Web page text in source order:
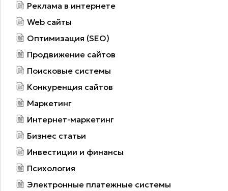
Реклама в интернете
Web сайты
Оптимизация (SEO)
Продвижение сайтов
Поисковые системы
Конкуренция сайтов
Маркетинг
Интернет-маркетинг
Бизнес статьи
Инвестиции и финансы
Психология
Электронные платежные системы